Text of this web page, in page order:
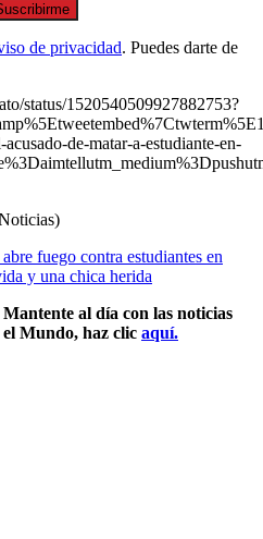
de privacidad. Puedes darte de
status/1520540509927882753?
de-matar-a-estudiante-en-
fuego contra estudiantes en
y una chica herida
Mantente al día con las noticias
Mundo, haz clic aquí.